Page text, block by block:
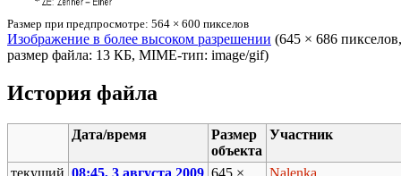
Размер при предпросмотре: 564 × 600 пикселов
Изображение в более высоком разрешении ‎ (645 × 686 пикселов,
размер файла: 13 КБ, MIME-тип: image/gif)
История файла
Дата/время
Размер
объекта
Участник
текущий 08:45, 3 августа 2009 645 ×
Nalenka